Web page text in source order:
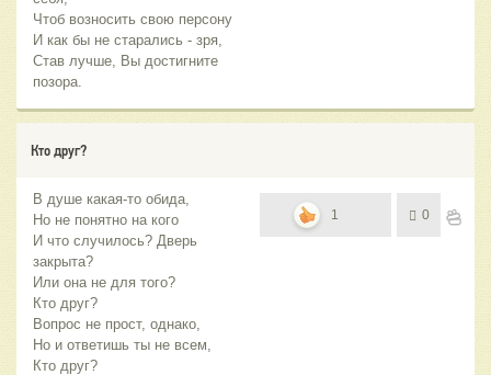
Чтоб возносить свою персону
И как бы не старались - зря,
Став лучше, Вы достигните
позора.
Кто друг?
В душе какая-то обида,
Но не понятно на кого
И что случилось? Дверь
закрыта?
Или она не для того?
Кто друг?
Вопрос не прост, однако,
Но и ответишь ты не всем,
Кто друг?
1 0